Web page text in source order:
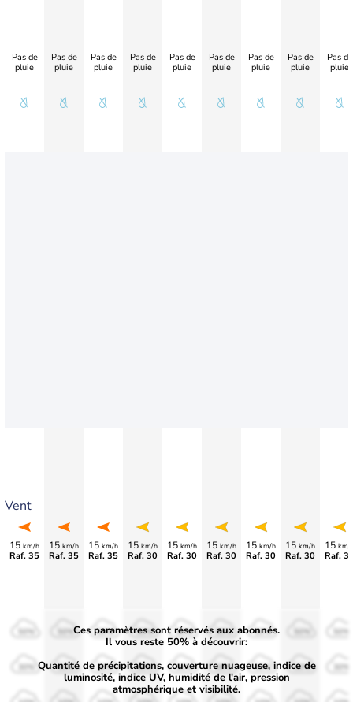
Vent
Pas de
pluie
15 km/h
Raf. 35
Pas de
pluie
15 km/h
Raf. 35
Pas de
pluie
15 km/h
Raf. 35
Pas de
pluie
15 km/h
Raf. 30
Pas de
pluie
15 km/h
Raf. 30
Pas de
pluie
15 km/h
Raf. 30
Pas de
pluie
15 km/h
Raf. 30
Pas de
pluie
15 km/h
Raf. 30
Pas de
pluie
15 km/
Raf.
50%
30%
50%
30%
50%
30%
50%
30%
50%
30%
50%
30%
50%
30% 30% 30%
Ces paramètres sont réservés aux abonnés.
Il vous reste 50% à découvrir:
Quantité de précipitations, couverture nuageuse, indice de
luminosité, indice UV, humidité de l'air, pression
atmosphérique et visibilité.